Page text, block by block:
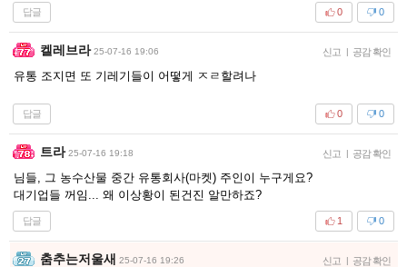
답글 0
0
켈레브라 25-07-16 19:06 신고 | 공감 확인
유통 조지면 또 기레기들이 어떻게 ㅈㄹ할려나
답글 0
0
트라 25-07-16 19:18 신고 | 공감 확인
님들, 그 농수산물 중간 유통회사(마켓) 주인이 누구게요?
대기업들 꺼임... 왜 이상황이 된건진 알만하죠?
답글 0
1
춤추는저울새 25-07-16 19:26 신고 | 공감 확인